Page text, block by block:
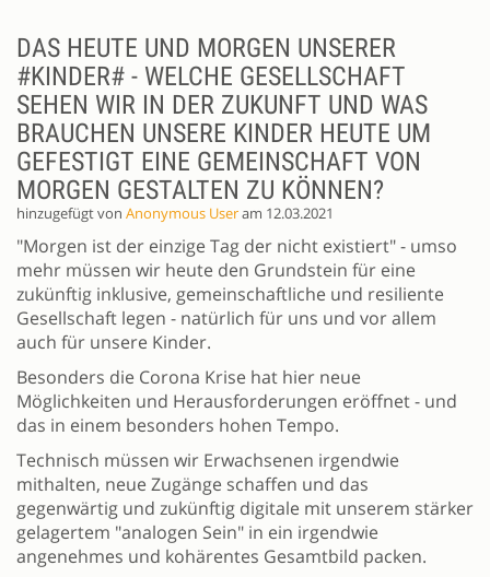
DAS HEUTE UND MORGEN UNSERER
#KINDER# - WELCHE GESELLSCHAFT
SEHEN WIR IN DER ZUKUNFT UND WAS
BRAUCHEN UNSERE KINDER HEUTE UM
GEFESTIGT EINE GEMEINSCHAFT VON
MORGEN GESTALTEN ZU KÖNNEN?
hinzugefügt von Anonymous Useram 12.03.2021
"Morgen ist der einzige Tag der nicht existiert" - umso
mehr müssen wir heute den Grundstein für eine
zukünftig inklusive, gemeinschaftliche und resiliente
Gesellschaft legen - natürlich für uns und vor allem
auch für unsere Kinder.
Besonders die Corona Krise hat hier neue
Möglichkeiten und Herausforderungen eröffnet - und
das in einem besonders hohen Tempo.
Technisch müssen wir Erwachsenen irgendwie
mithalten, neue Zugänge schaffen und das
gegenwärtig und zukünftig digitale mit unserem stärker
gelagertem "analogen Sein" in ein irgendwie
angenehmes und kohärentes Gesamtbild packen.